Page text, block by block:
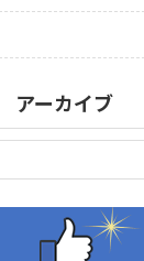
アーカイブ